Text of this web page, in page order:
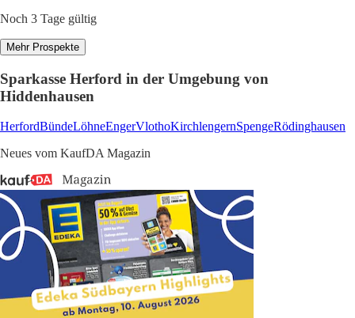
Noch 3 Tage gültig
Mehr Prospekte
Sparkasse Herford in der Umgebung von
Hiddenhausen
HerfordBündeLöhneEngerVlothoKirchlengernSpengeRödinghausen
Neues vom KaufDA Magazin